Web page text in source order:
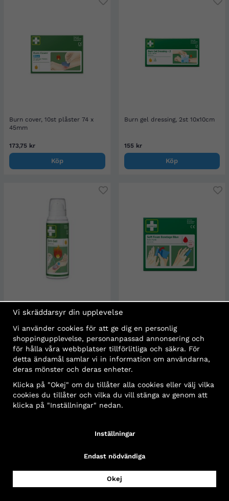
Burn cover, 10st plåster 74 x
45mm
173,75 kr
Köp
Burn gel dressing, 2st 10x10cm
155 kr
Köp
Burn gel 100ml
243,75 kr
Köp
83,75 kr
Köp
Vi skräddarsyr din upplevelse
Vi använder cookies för att ge dig en personlig
shoppingupplevelse, personanpassad annonsering och
för hålla våra webbplatser tillförlitliga och säkra. För
detta ändamål samlar vi in information om användarna,
deras mönster och deras enheter.
Klicka på "Okej" om du tillåter alla cookies eller välj vilka
cookies du tillåter och vilka du vill stänga av genom att
klicka på "Inställningar" nedan.
Inställningar
Endast nödvändiga
Okej